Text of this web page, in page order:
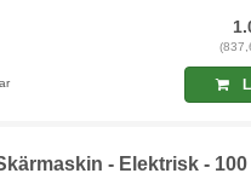
- Elektrisk - 100